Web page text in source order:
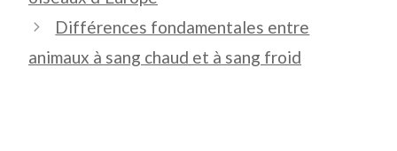
Différences fondamentales entre
animaux à sang chaud et à sang froid